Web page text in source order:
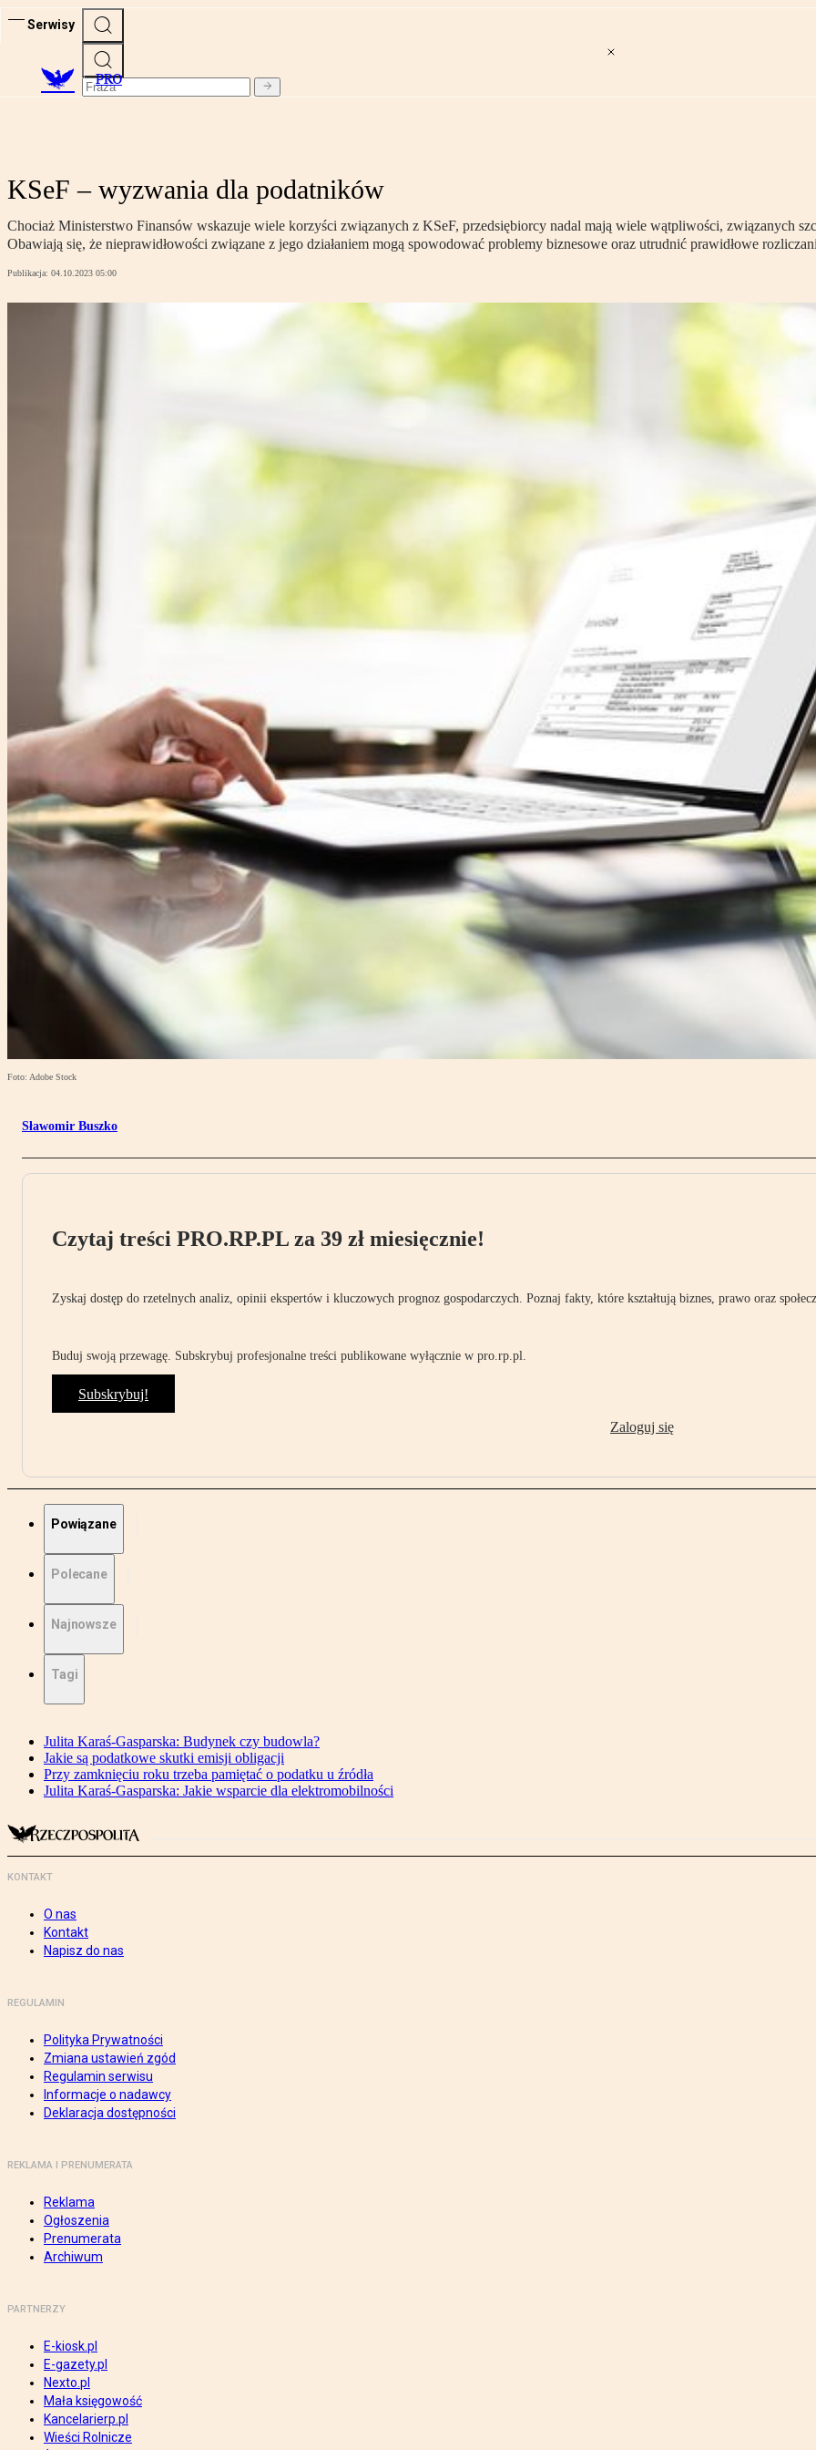
Serwisy
PRO
KSeF – wyzwania dla podatników
Chociaż Ministerstwo Finansów wskazuje wiele korzyści związanych z KSeF, przedsiębiorcy nadal mają wiele wątpliwości, związanych
Obawiają się, że nieprawidłowości związane z jego działaniem mogą spowodować problemy biznesowe oraz utrudnić prawidłowe
Publikacja: 04.10.2023 05:00
Foto: Adobe Stock
Sławomir Buszko
Czytaj treści PRO.RP.PL za 39 zł miesięcznie!
Zyskaj dostęp do rzetelnych analiz, opinii ekspertów i kluczowych prognoz gospodarczych. Poznaj fakty, które kształtują biznes, prawo oraz
Buduj swoją przewagę. Subskrybuj profesjonalne treści publikowane wyłącznie w pro.rp.pl.
Subskrybuj!
Zaloguj się
Powiązane
Polecane
Najnowsze
Tagi
Julita Karaś-Gasparska: Budynek czy budowla?
Jakie są podatkowe skutki emisji obligacji
Przy zamknięciu roku trzeba pamiętać o podatku u źródła
Julita Karaś-Gasparska: Jakie wsparcie dla elektromobilności
KONTAKT
O nas
Kontakt
Napisz do nas
REGULAMIN
Polityka Prywatności
Zmiana ustawień zgód
Regulamin serwisu
Informacje o nadawcy
Deklaracja dostępności
REKLAMA I PRENUMERATA
Reklama
Ogłoszenia
Prenumerata
Archiwum
PARTNERZY
E-kiosk.pl
E-gazety.pl
Nexto.pl
Mała księgowość
Kancelarierp.pl
Wieści Rolnicze